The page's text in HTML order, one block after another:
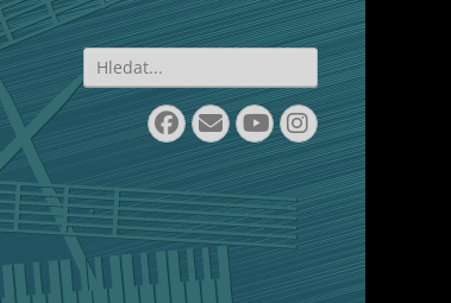
Search
for:
Facebook
EmailYouTube
Instagram